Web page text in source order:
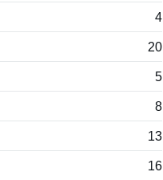
4
20
5
8
13
16